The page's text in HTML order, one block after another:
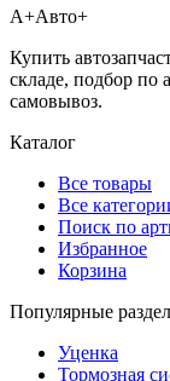
А+Авто+
Купить
складе, подбор по
самовывоз.
Каталог
Все товары
Все
Поиск по
Избранное
Корзина
Популярные
Уценка
Тормозная